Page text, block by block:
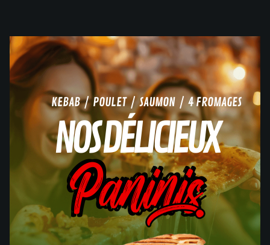
KEBAB / POULET / SAUMON / 4 FROMAGES
NOS DÉLICIEUX
Paninis